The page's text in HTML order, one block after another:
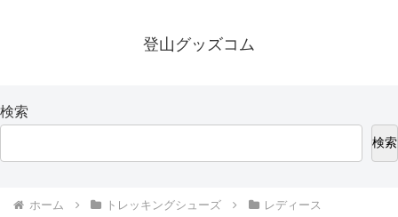
登山グッズコム
検索
検索
ホーム トレッキングシューズ レディース